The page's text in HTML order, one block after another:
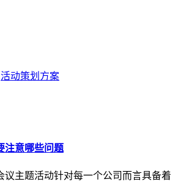
活动策划方案
注意哪些问题
议主题活动针对每一个公司而言具备着